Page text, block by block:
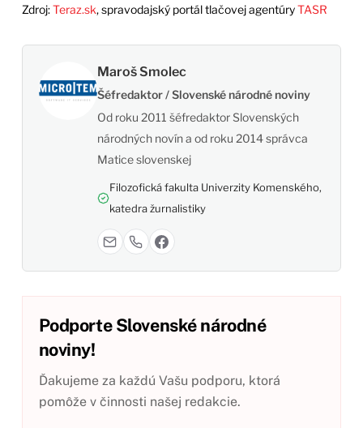
Zdroj:Teraz.sk, spravodajský portál tlačovej agentúryTASR
Maroš Smolec
Šéfredaktor / Slovenské národné noviny
Od roku 2011 šéfredaktor Slovenských
národných novín a od roku 2014 správca
Matice slovenskej
Filozofická fakulta Univerzity Komenského,
katedra žurnalistiky
Podporte Slovenské národné
noviny!
Ďakujeme za každú Vašu podporu, ktorá
pomôže v činnosti našej redakcie.